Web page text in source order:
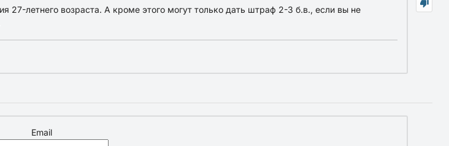
27-летнего возраста. А кроме этого могут только дать штраф 2-3 б.в., если вы не
Email